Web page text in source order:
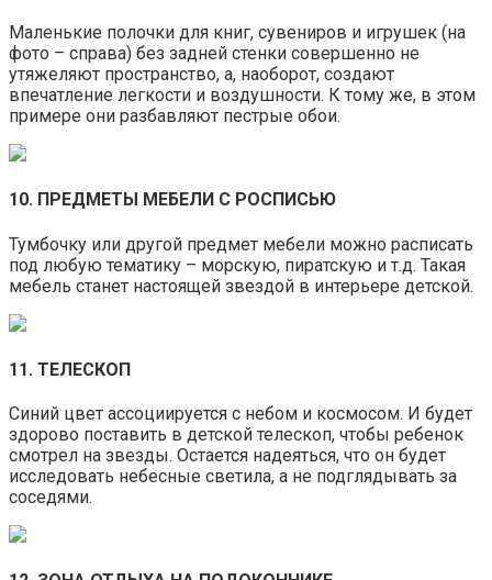
Маленькие полочки для книг, сувениров и игрушек (на
фото – справа) без задней стенки совершенно не
утяжеляют пространство, а, наоборот, создают
впечатление легкости и воздушности. К тому же, в этом
примере они разбавляют пестрые обои.
10. ПРЕДМЕТЫ МЕБЕЛИ С РОСПИСЬЮ
Тумбочку или другой предмет мебели можно расписать
под любую тематику – морскую, пиратскую и т.д. Такая
мебель станет настоящей звездой в интерьере детской.
11. ТЕЛЕСКОП
Синий цвет ассоциируется с небом и космосом. И будет
здорово поставить в детской телескоп, чтобы ребенок
смотрел на звезды. Остается надеяться, что он будет
исследовать небесные светила, а не подглядывать за
соседями.